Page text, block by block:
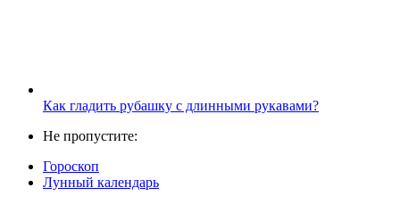
Как гладить рубашку с длинными рукавами?
Не пропустите:
Гороскоп
Лунный календарь